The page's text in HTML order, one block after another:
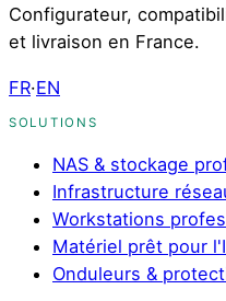
Configurateur,
et livraison en France.
FR·EN
SOLUTIONS
NAS & stockage
Infrastructure
Workstations
Matériel prêt pour
Onduleurs &